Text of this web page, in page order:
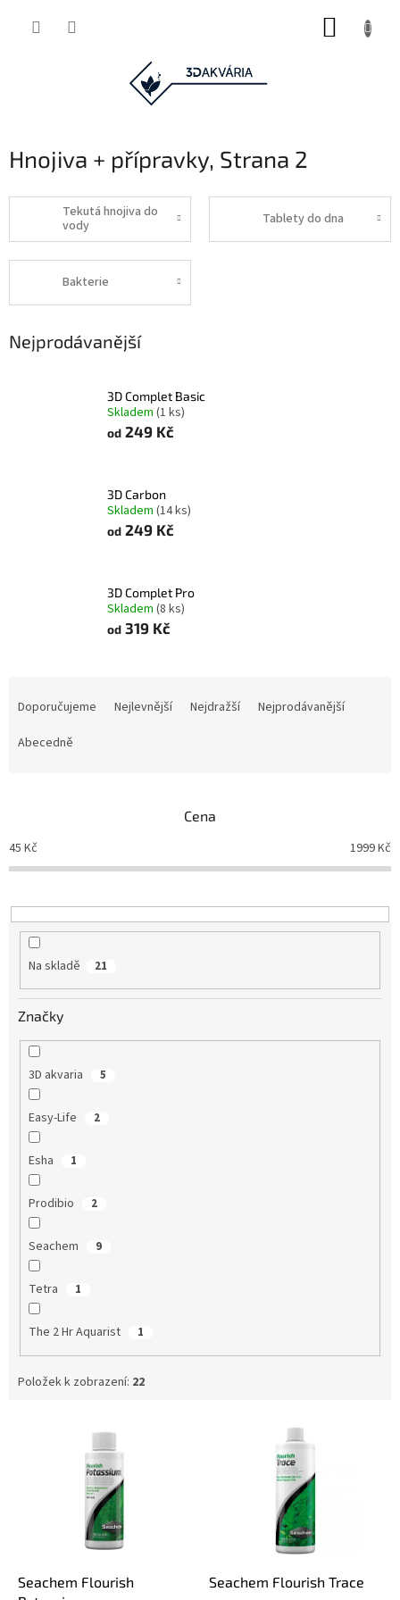
Hnojiva + přípravky, Strana 2
Tekutá hnojiva do
vody
Tablety do dna
Bakterie
Nejprodávanější
3D Complet Basic
Skladem (1 ks)
od 249 Kč
3D Carbon
Skladem (14 ks)
od 249 Kč
3D Complet Pro
Skladem (8 ks)
od 319 Kč
o
d
k
t
Doporučujeme Nejlevnější Nejdražší
Nejprodávanější
Abecedně
Cena
45 Kč 1999Kč
Na skladě 21
Značky
3D akvaria 5
Easy-Life 2
Esha 1
Prodibio 2
Seachem 9
Tetra 1
The 2 Hr Aquarist 1
Položek k zobrazení: 22
Seachem Flourish
Seachem Flourish Trace